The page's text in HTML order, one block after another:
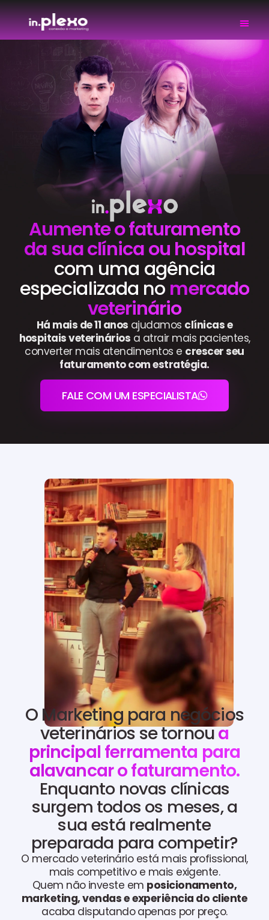
Aumente o faturamento
da sua clínica ou hospital
com uma agência
especializada no mercado
veterinário
Há mais de 11 anos ajudamos clínicas e
hospitais veterinários a atrair mais pacientes,
converter mais atendimentos e crescer seu
faturamento com estratégia.
FALE COM UM ESPECIALISTA
O Marketing para negócios
veterinários se tornoua
principal ferramenta para
alavancar o faturamento.
Enquanto novas clínicas
surgem todos os meses, a
sua está realmente
preparada para competir?
O mercado veterinário está mais profissional,
mais competitivo e mais exigente.
Quem não investe em posicionamento,
marketing, vendas e experiência do cliente
acaba disputando apenas por preço.